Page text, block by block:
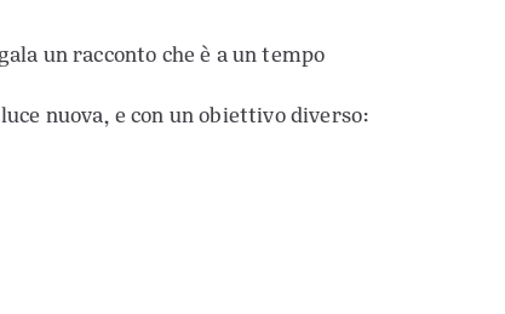
un racconto che è a un tempo
nuova, e con un obiettivo diverso: